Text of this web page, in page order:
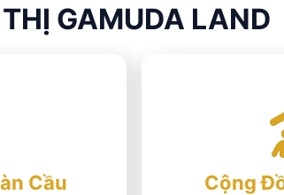
GAMUDA LAND
Cầu Cộng